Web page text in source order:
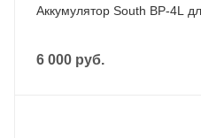
Аккумулятор South BP-4L
6 000 руб.